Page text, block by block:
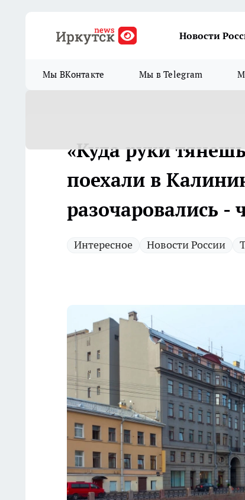
Новости
Мы ВКонтакте Мы в Telegram
«Куда руки
поехали в
разочаровались -
Интересное Новости России